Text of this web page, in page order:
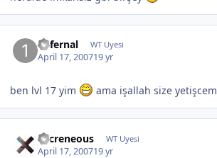
1nfernal WT Uyesi
April 17, 200719 yr
ben lvl 17 yim ama işallah size yetişcem
Sacreneous WT Uyesi
April 17, 200719 yr